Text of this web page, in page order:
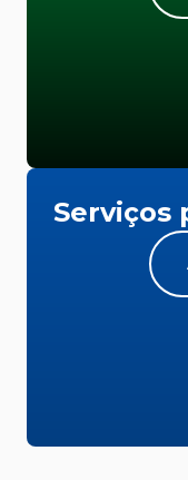
Serviços